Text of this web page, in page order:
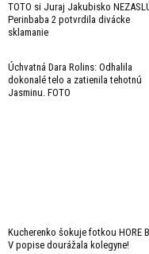
TOTO si Juraj Jakubisko
Perinbaba 2 potvrdila divácke
sklamanie
Úchvatná Dara Rolins: Odhalila
dokonalé telo a zatienila tehotnú
Jasminu. FOTO
Kucherenko šokuje fotkou HORE
V popise dourážala kolegyne!